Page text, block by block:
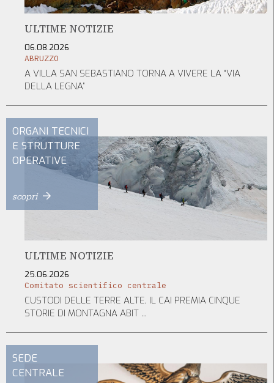
ULTIME NOTIZIE
06.08.2026
ABRUZZO
A VILLA SAN SEBASTIANO TORNA A VIVERE LA “VIA
DELLA LEGNA”
ORGANI TECNICI
E STRUTTURE
OPERATIVE
scopri
ULTIME NOTIZIE
25.06.2026
Comitato scientifico centrale
CUSTODI DELLE TERRE ALTE, IL CAI PREMIA CINQUE
STORIE DI MONTAGNA ABIT ...
SEDE
CENTRALE